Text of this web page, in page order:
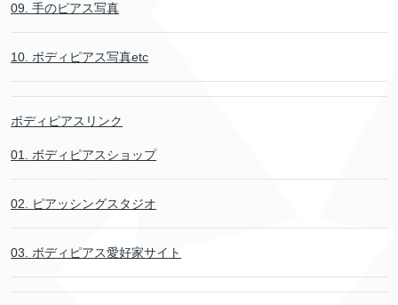
09. 手のピアス写真
10. ボディピアス写真etc
ボディピアスリンク
01. ボディピアスショップ
02. ピアッシングスタジオ
03. ボディピアス愛好家サイト